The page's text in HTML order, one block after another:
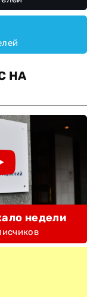
НА
недели